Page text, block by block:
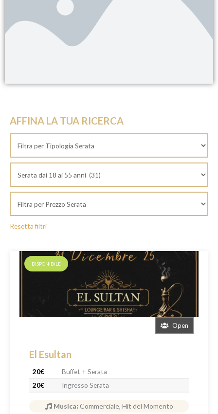
AFFINA LA TUA RICERCA
Resetta filtri
Open
DISPONIBILE
El Esultan
20€
Buffet + Serata
20€
Ingresso Serata
Musica: Commerciale, Hit del Momento